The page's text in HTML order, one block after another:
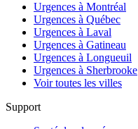
Urgences à Montréal
Urgences à Québec
Urgences à Laval
Urgences à Gatineau
Urgences à Longueuil
Urgences à Sherbrooke
Voir toutes les villes
Support